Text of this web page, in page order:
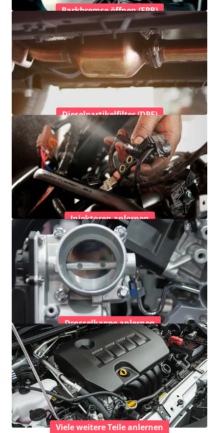
Parkbremse öffnen (EPB)
Dieselpartikelfilter (DPF)
Injektoren anlernen
Drosselkappe anlernen
Viele weitere Teile anlernen